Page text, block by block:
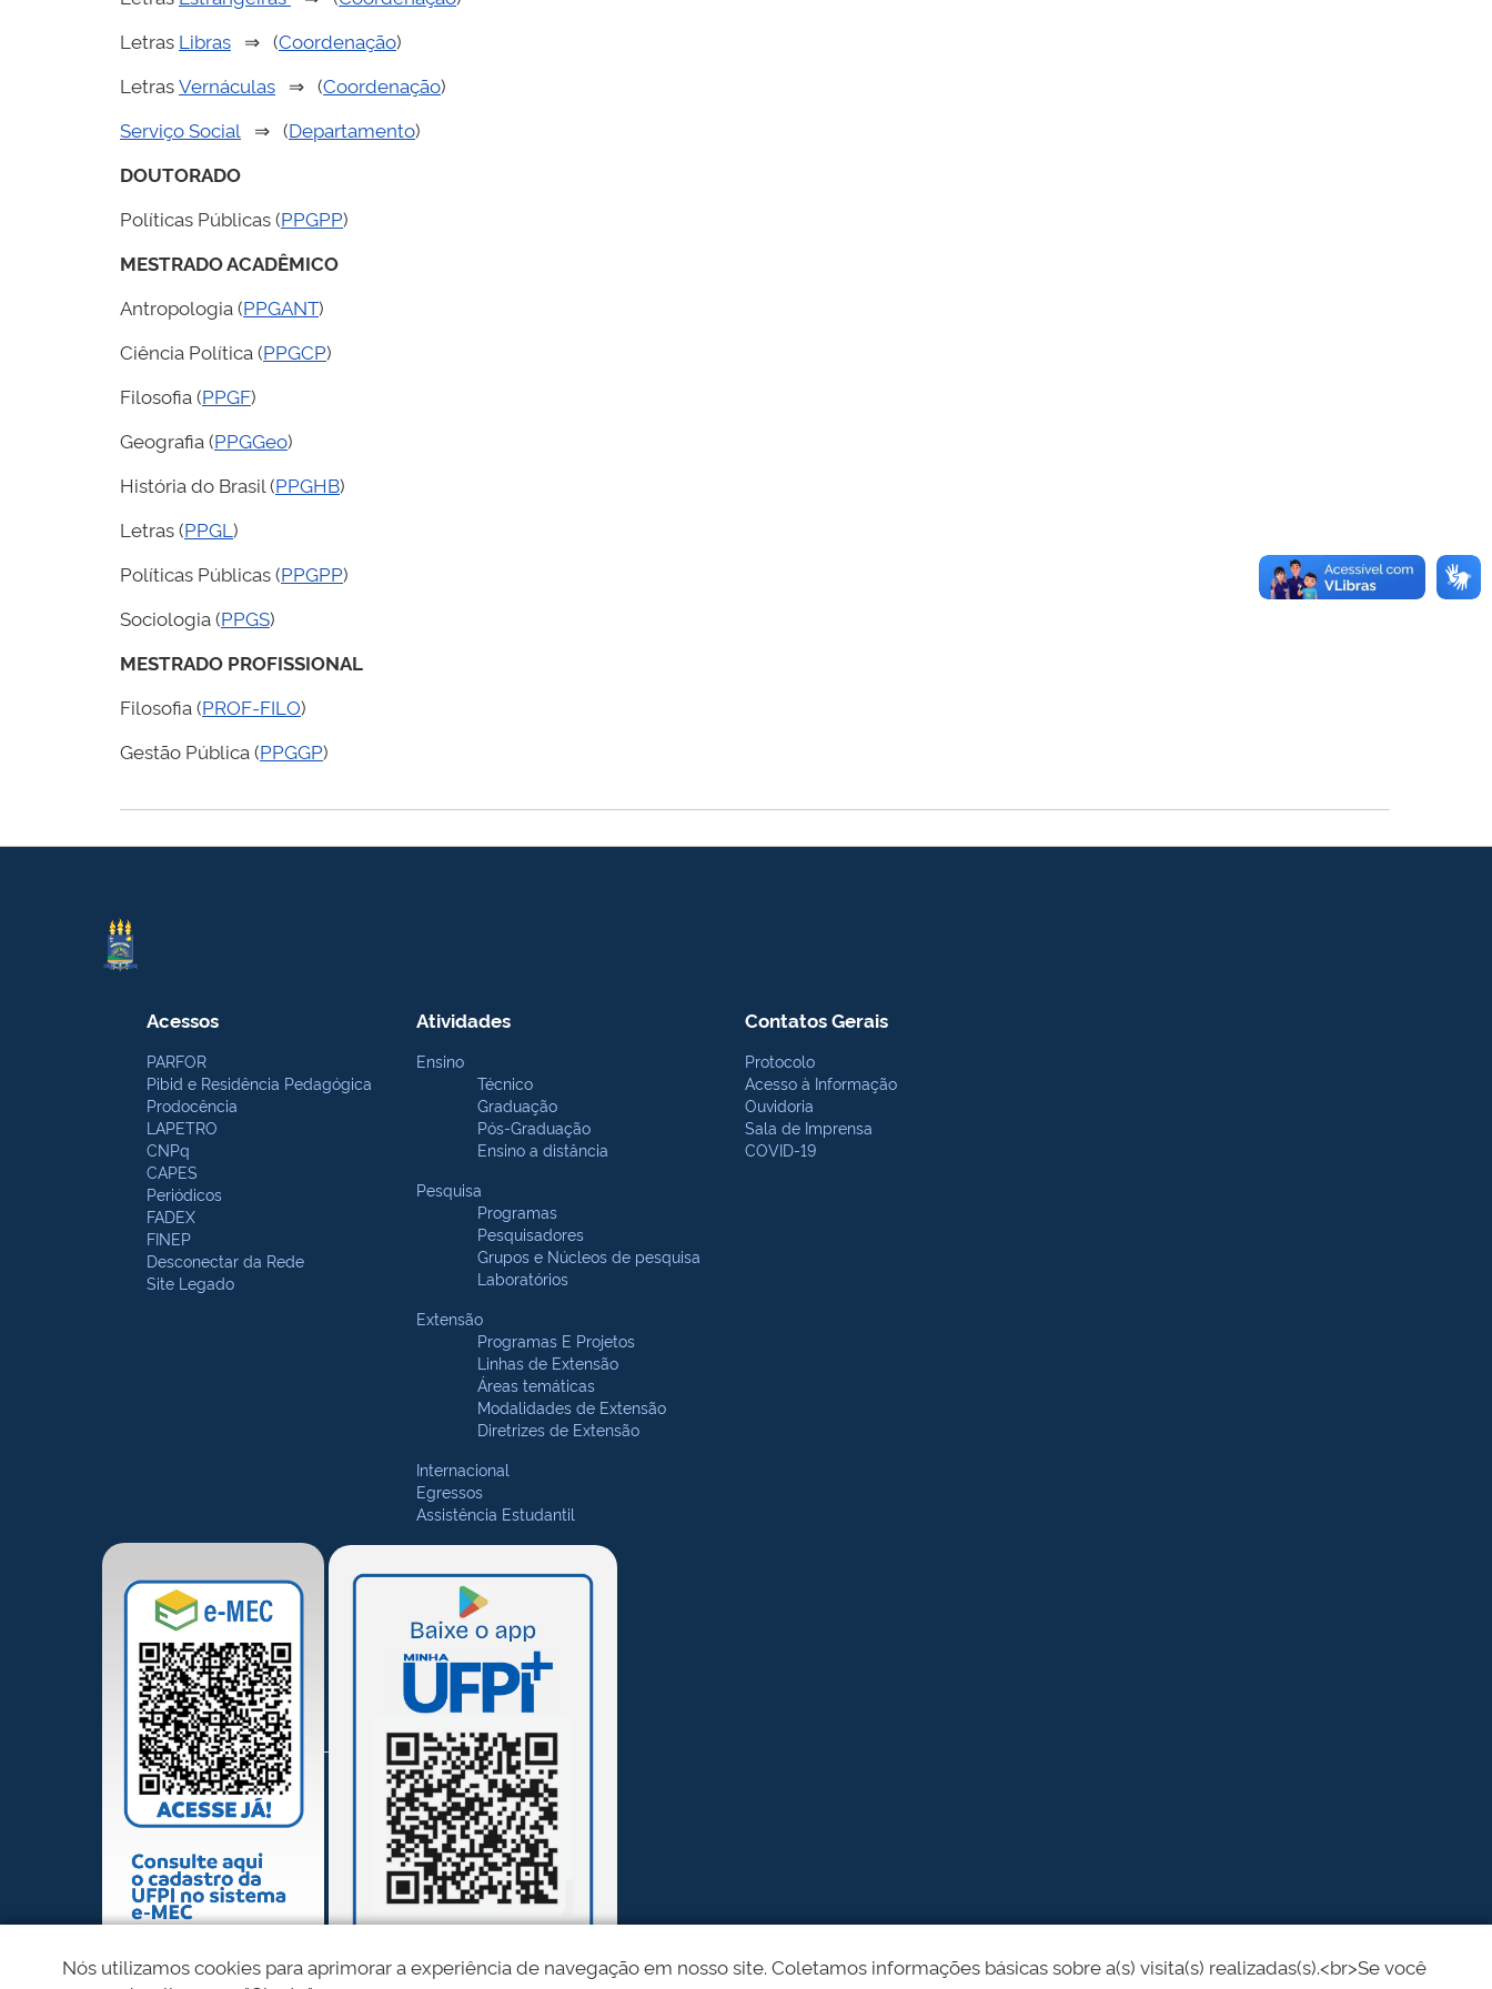
Letras Libras ⇒ (Coordenação)
LetrasVernáculas ⇒ (Coordenação)
Serviço Social ⇒ (Departamento)
DOUTORADO
Políticas Públicas (PPGPP)
MESTRADO ACADÊMICO
Antropologia (PPGANT)
Ciência Política (PPGCP)
Filosofia (PPGF)
Geografia (PPGGeo)
História do Brasil (PPGHB)
Letras (PPGL )
Políticas Públicas (PPGPP)
Sociologia (PPGS)
MESTRADO PROFISSIONAL
Filosofia (PROF-FILO)
Gestão Pública (PPGGP)
Acessos
PARFOR
Pibid e Residência Pedagógica
Prodocência
LAPETRO
CNPq
CAPES
Periódicos
FADEX
FINEP
Desconectar da Rede
Site Legado
Atividades
Ensino
Técnico
Graduação
Pós-Graduação
Ensino a distância
Pesquisa
Programas
Pesquisadores
Grupos e Núcleos de pesquisa
Laboratórios
Extensão
Programas E Projetos
Linhas de Extensão
Áreas temáticas
Modalidades de Extensão
Diretrizes de Extensão
Internacional
Egressos
Assistência Estudantil
Contatos Gerais
Protocolo
Acesso à Informação
Ouvidoria
Sala de Imprensa
COVID-19
Nós utilizamos cookies para aprimorar a experiência de navegação em nosso site. Coletamos informações básicas sobre a(s) visita(s) realizadas(s).<br>Se você